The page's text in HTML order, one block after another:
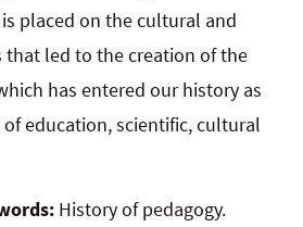
placed on the cultural and
led to the creation of the
has entered our history as
education, scientific, cultural
History of pedagogy.